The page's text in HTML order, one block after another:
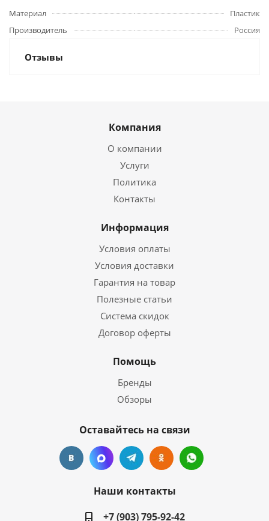
Материал
Пластик
Производитель
Россия
Отзывы
Компания
О компании
Услуги
Политика
Контакты
Информация
Условия оплаты
Условия доставки
Гарантия на товар
Полезные статьи
Система скидок
Договор оферты
Помощь
Бренды
Обзоры
Оставайтесь на связи
Наши контакты
+7 (903) 795-92-42